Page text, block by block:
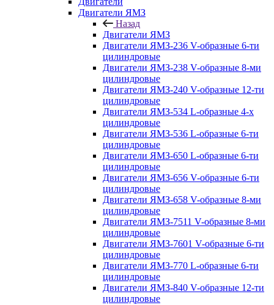
Двигатели ЯМЗ
Назад
Двигатели ЯМЗ
Двигатели ЯМЗ-236 V-образные 6-ти
цилиндровые
Двигатели ЯМЗ-238 V-образные 8-ми
цилиндровые
Двигатели ЯМЗ-240 V-образные 12-ти
цилиндровые
Двигатели ЯМЗ-534 L-образные 4-х
цилиндровые
Двигатели ЯМЗ-536 L-образные 6-ти
цилиндровые
Двигатели ЯМЗ-650 L-образные 6-ти
цилиндровые
Двигатели ЯМЗ-656 V-образные 6-ти
цилиндровые
Двигатели ЯМЗ-658 V-образные 8-ми
цилиндровые
Двигатели ЯМЗ-7511 V-образные 8-ми
цилиндровые
Двигатели ЯМЗ-7601 V-образные 6-ти
цилиндровые
Двигатели ЯМЗ-770 L-образные 6-ти
цилиндровые
Двигатели ЯМЗ-840 V-образные 12-ти
цилиндровые